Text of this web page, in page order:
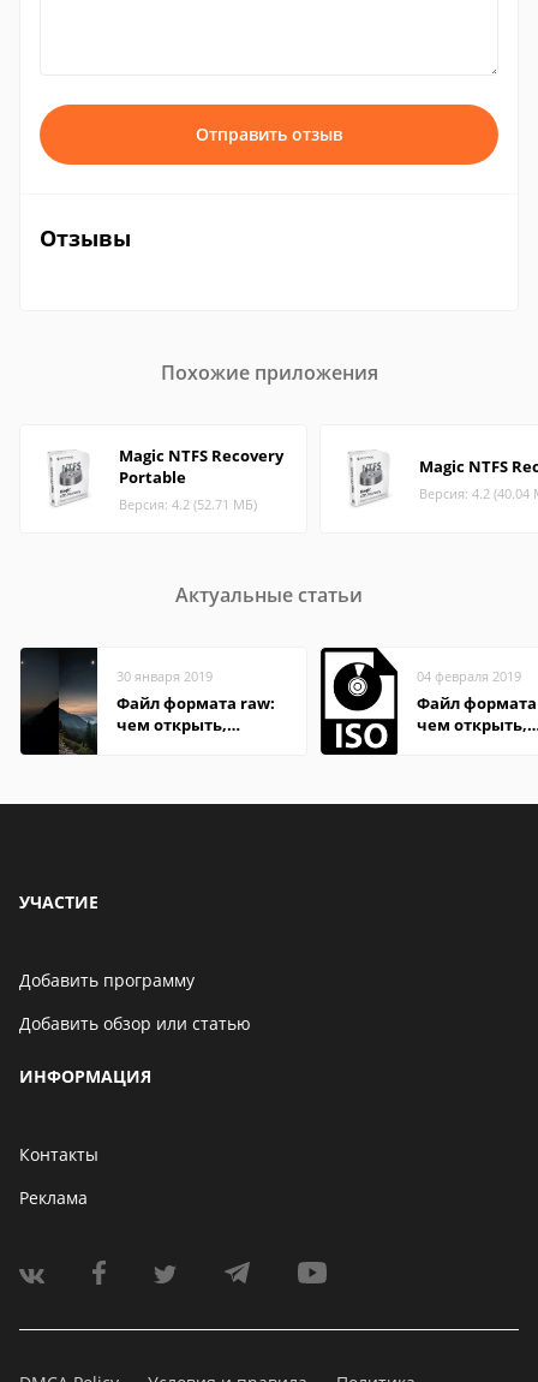
Отправить отзыв
Отзывы
Похожие приложения
Magic NTFS Recovery
Portable
Версия: 4.2 (52.71 МБ)
Magic NTFS
Версия: 4.2 (40.04
Актуальные статьи
30 января 2019
Файл формата raw:
чем открыть,
04 февраля 2019
Файл формата
чем открыть,
УЧАСТИЕ
Добавить программу
Добавить обзор или статью
ИНФОРМАЦИЯ
Контакты
Реклама